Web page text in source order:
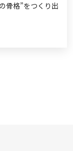
骨格”をつくり出